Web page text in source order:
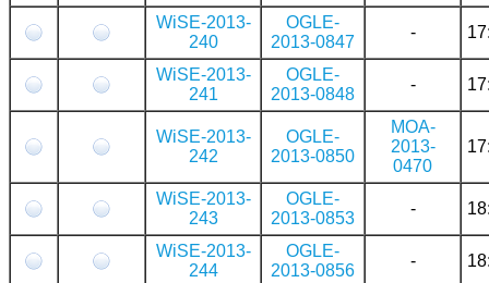
WiSE-2013-
240
OGLE-
2013-0847
-
WiSE-2013-
241
OGLE-
2013-0848
-
WiSE-2013-
242
OGLE-
2013-0850
MOA-
2013-
0470
WiSE-2013-
243
OGLE-
2013-0853
-
WiSE-2013-
244
OGLE-
2013-0856
-